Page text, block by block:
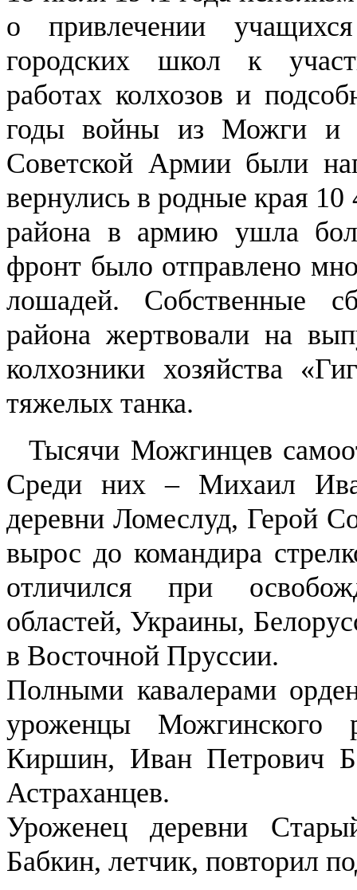
о привлечении
городских школ к
работах колхозов и
годы войны из Можги и
Советской Армии были
вернулись в родные края
района в армию ушла
фронт было отправлено
лошадей. Собственные
района жертвовали на
колхозники хозяйства
тяжелых танка.
Тысячи Можгинцев
Среди них – Михаил
деревни Ломеслуд, Герой
вырос до командира
отличился при
областей, Украины,
в Восточной Пруссии.
Полными кавалерами
уроженцы Можгинского
Киршин, Иван Петрович
Астраханцев.
Уроженец деревни
Бабкин, летчик, повторил